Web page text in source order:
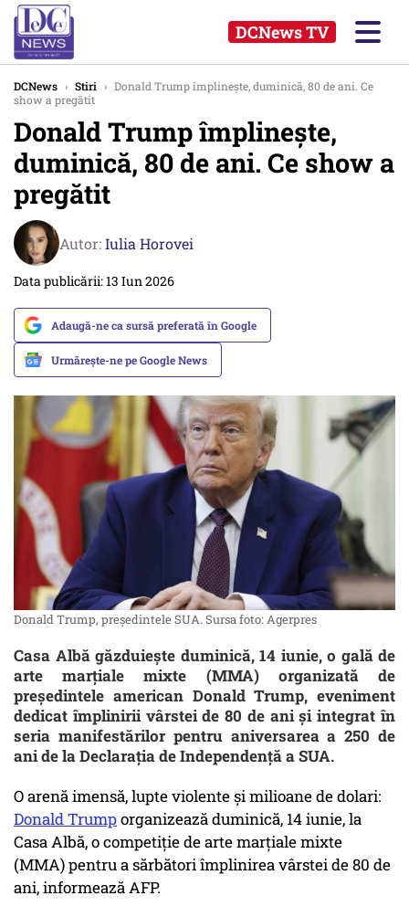
DCNews TV
DCNews › Stiri › Donald Trump împlinește, duminică, 80 de ani. Ce
show a pregătit
Donald Trump împlinește,
duminică, 80 de ani. Ce show a
pregătit
Autor:Iulia Horovei
Data publicării: 13 Iun 2026
Adaugă-ne ca sursă preferată în Google
Urmărește-ne pe Google News
Donald Trump, președintele SUA. Sursa foto: Agerpres
Casa Albă găzduiește duminică, 14 iunie, o gală de
arte marțiale mixte (MMA) organizată de
președintele american Donald Trump, eveniment
dedicat împlinirii vârstei de 80 de ani și integrat în
seria manifestărilor pentru aniversarea a 250 de
ani de la Declarația de Independență a SUA.
O arenă imensă, lupte violente și milioane de dolari:
Donald Trumporganizează duminică, 14 iunie, la
Casa Albă, o competiție de arte marțiale mixte
(MMA) pentru a sărbători împlinirea vârstei de 80 de
ani, informează AFP.